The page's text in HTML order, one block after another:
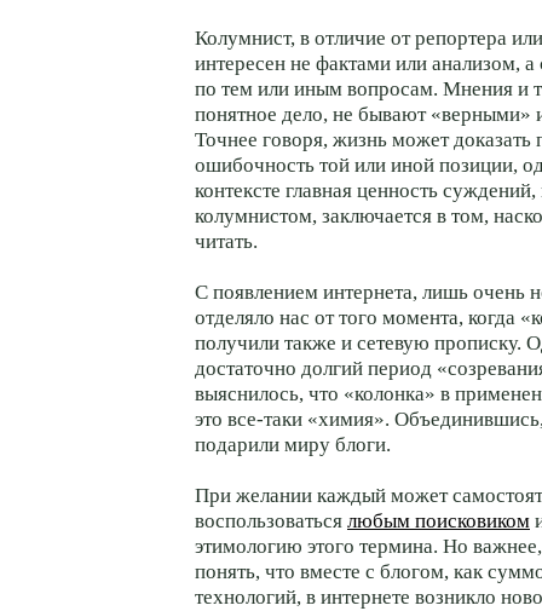
Колумнист, в отличие от репортера
интересен не фактами или анализом,
по тем или иным вопросам. Мнения и
понятное дело, не бывают
Точнее говоря, жизнь может доказать
ошибочность той или иной позиции,
контексте главная ценность
колумнистом, заключается в том,
читать.
С появлением интернета, лишь очень
отделяло нас от того момента, когда
получили также и сетевую прописку.
достаточно долгий период
выяснилось, что «колонка» в
это все-таки «химия».
подарили миру блоги.
При желании каждый может
воспользоваться любым поисковиком
этимологию этого термина. Но
понять, что вместе с блогом, как
технологий, в интернете возникло